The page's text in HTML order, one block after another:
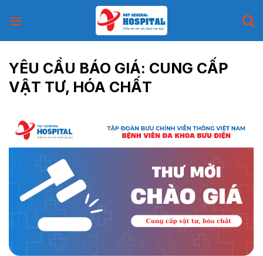
YÊU CẦU BÁO GIÁ: CUNG CẤP
VẬT TƯ, HÓA CHẤT